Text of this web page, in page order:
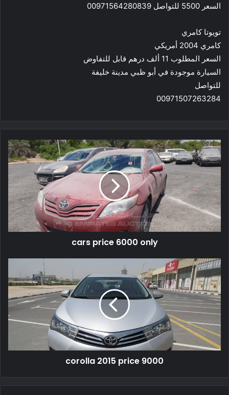
السعر 5500 للتواصل 00971564280839
تويوتا كامري
كامري 2004 أمريكي
السعر المطلوب 11 ألف درهم قابل للتفاوض
السيارة موجودة في أبو ظبي مدينة خليفة
للتواصل
00971507263284
cars price 6000 only
corolla 2015 price 9000